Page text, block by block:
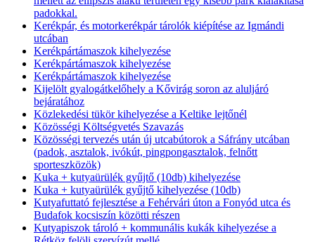
padokkal.
Kerékpár, és motorkerékpár tárolók kiépítése az Igmándi
utcában
Kerékpártámaszok kihelyezése
Kerékpártámaszok kihelyezése
Kerékpártámaszok kihelyezése
Kijelölt gyalogátkelőhely a Kővirág soron az aluljáró
bejáratához
Közlekedési tükör kihelyezése a Keltike lejtőnél
Közösségi Költségvetés Szavazás
Közösségi tervezés után új utcabútorok a Sáfrány utcában
(padok, asztalok, ivókút, pingpongasztalok, felnőtt
sporteszközök)
Kuka + kutyaürülék gyűjtő (10db) kihelyezése
Kuka + kutyaürülék gyűjtő kihelyezése (10db)
Kutyafuttató fejlesztése a Fehérvári úton a Fonyód utca és
Budafok kocsiszín közötti részen
Kutyapiszok tároló + kommunális kukák kihelyezése a